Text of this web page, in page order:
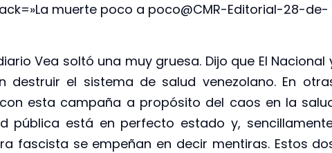
muerte poco a poco@CMR-Editorial-28-de-
Vea soltó una muy gruesa. Dijo que El Nacional
destruir el sistema de salud venezolano. En
con esta campaña a propósito del caos en la
pública está en perfecto estado y,
fascista se empeñan en decir mentiras. Estos